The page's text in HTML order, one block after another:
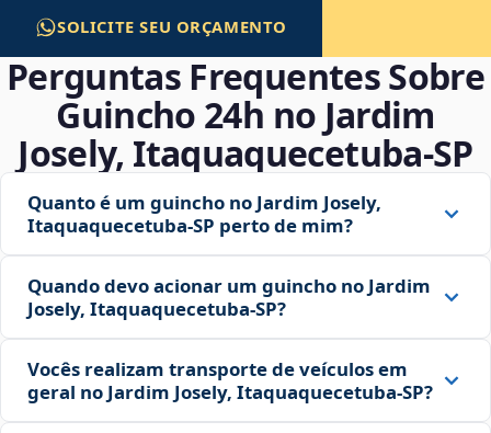
SOLICITE SEU ORÇAMENTO
Perguntas Frequentes Sobre
Guincho 24h no Jardim
Josely, Itaquaquecetuba‑SP
Quanto é um guincho no Jardim Josely,
Itaquaquecetuba‑SP perto de mim?
Quando devo acionar um guincho no Jardim
Josely, Itaquaquecetuba‑SP?
Vocês realizam transporte de veículos em
geral no Jardim Josely, Itaquaquecetuba‑SP?